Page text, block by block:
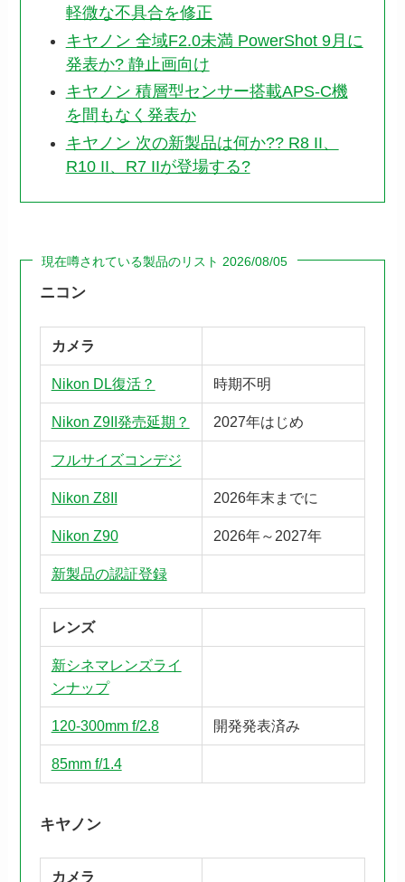
軽微な不具合を修正
キヤノン 全域F2.0未満 PowerShot 9月に
発表か? 静止画向け
キヤノン 積層型センサー搭載APS-C機
を間もなく発表か
キヤノン 次の新製品は何か?? R8 II、
R10 II、R7 IIが登場する?
現在噂されている製品のリスト 2026/08/05
ニコン
カメラ
Nikon DL復活？ 時期不明
Nikon Z9II発売延期？ 2027年はじめ
フルサイズコンデジ
Nikon Z8II 2026年末までに
Nikon Z90 2026年～2027年
新製品の認証登録
レンズ
新シネマレンズライ
ンナップ
120-300mm f/2.8 開発発表済み
85mm f/1.4
キヤノン
カメラ